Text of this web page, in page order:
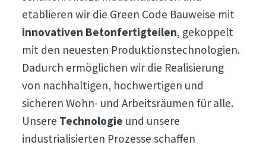
etablieren wir die Green Code Bauweise mit
innovativen Betonfertigteilen, gekoppelt
mit den neuesten Produktionstechnologien.
Dadurch ermöglichen wir die Realisierung
von nachhaltigen, hochwertigen und
sicheren Wohn- und Arbeitsräumen für alle.
Unsere Technologie und unsere
industrialisierten Prozesse schaffen